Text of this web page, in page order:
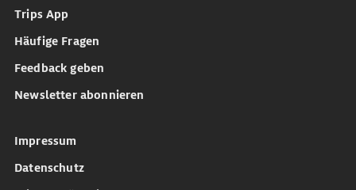
Trips App
Häufige Fragen
Feedback geben
Newsletter abonnieren
Impressum
Datenschutz